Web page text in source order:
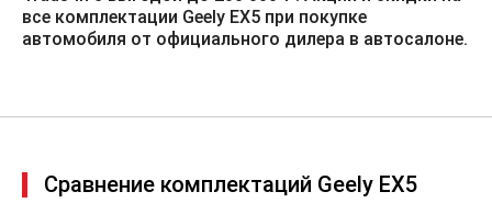
3 режима движения (Eco, Comfort,
Sport)
Однозонный климат–контроль
все комплектации Geely EX5 при покупке
автомобиля от официального дилера в автосалоне.
Сравнение комплектаций Geely EX5